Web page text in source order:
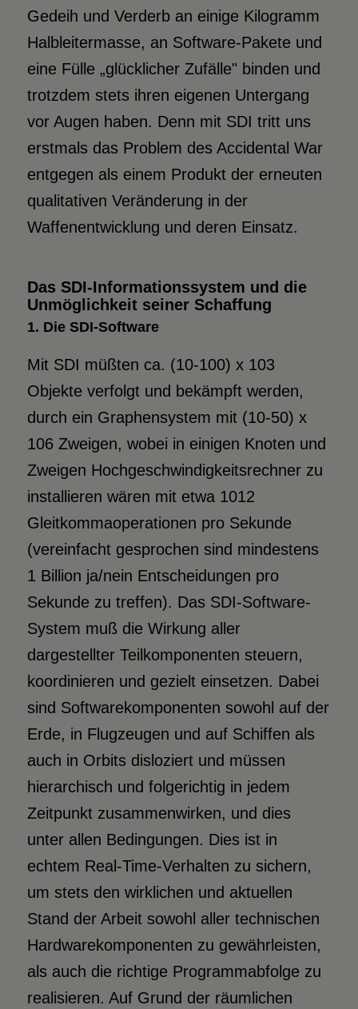
Gedeih und Verderb an einige Kilogramm
Halbleitermasse, an Software-Pakete und
eine Fülle „glücklicher Zufälle" binden und
trotzdem stets ihren eigenen Untergang
vor Augen haben. Denn mit SDI tritt uns
erstmals das Problem des Accidental War
entgegen als einem Produkt der erneuten
qualitativen Veränderung in der
Waffenentwicklung und deren Einsatz.
Das SDI-Informationssystem und die
Unmöglichkeit seiner Schaffung
1. Die SDI-Software
Mit SDI müßten ca. (10-100) x 103
Objekte verfolgt und bekämpft werden,
durch ein Graphensystem mit (10-50) x
106 Zweigen, wobei in einigen Knoten und
Zweigen Hochgeschwindigkeitsrechner zu
installieren wären mit etwa 1012
Gleitkommaoperationen pro Sekunde
(vereinfacht gesprochen sind mindestens
1 Billion ja/nein Entscheidungen pro
Sekunde zu treffen). Das SDI-Software-
System muß die Wirkung aller
dargestellter Teilkomponenten steuern,
koordinieren und gezielt einsetzen. Dabei
sind Softwarekomponenten sowohl auf der
Erde, in Flugzeugen und auf Schiffen als
auch in Orbits disloziert und müssen
hierarchisch und folgerichtig in jedem
Zeitpunkt zusammenwirken, und dies
unter allen Bedingungen. Dies ist in
echtem Real-Time-Verhalten zu sichern,
um stets den wirklichen und aktuellen
Stand der Arbeit sowohl aller technischen
Hardwarekomponenten zu gewährleisten,
als auch die richtige Programmabfolge zu
realisieren. Auf Grund der räumlichen